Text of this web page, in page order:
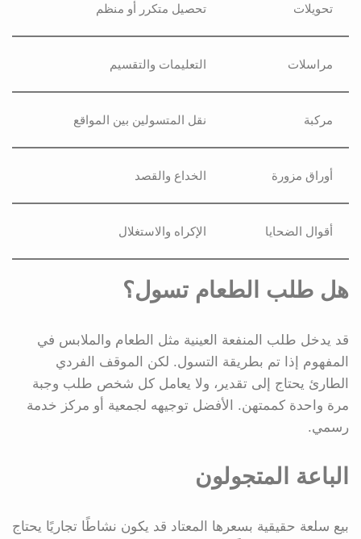
تحويلات تحصيل متكرر أو منظم
مراسلات التعليمات والتقسيم
مركبة نقل المتسولين بين المواقع
أوراق مزورة الخداع والقصد
أقوال الضحايا الإكراه والاستغلال
هل طلب الطعام تسول؟
قد يدخل طلب المنفعة العينية مثل الطعام والملابس في
المفهوم إذا تم بطريقة التسول. لكن الموقف الفردي
الطارئ يحتاج إلى تقدير، ولا يعامل كل شخص طلب وجبة
مرة واحدة كممتهن. الأفضل توجيهه لجمعية أو مركز خدمة
رسمي.
الباعة المتجولون
بيع سلعة حقيقية بسعرها المعتاد قد يكون نشاطًا تجاريًا يحتاج